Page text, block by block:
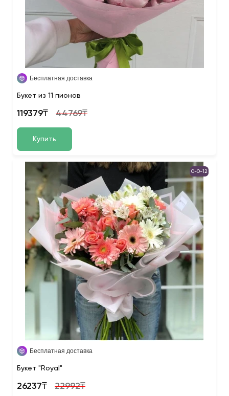
Бесплатная доставка
Букет из 11 пионов
119379₸ 44769₸
Купить
0-0-12
Бесплатная доставка
Букет "Royal"
26237₸ 22992₸